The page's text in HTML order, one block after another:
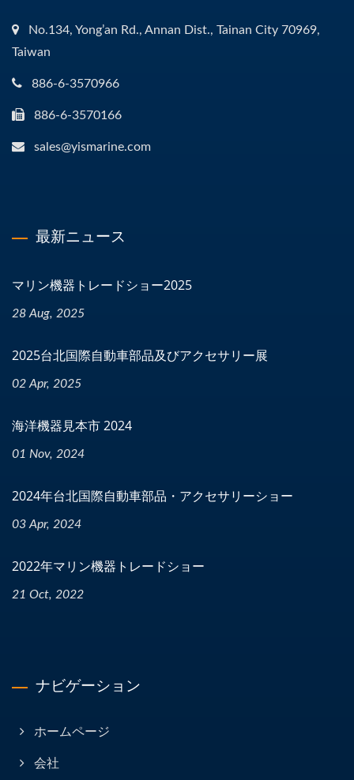
No.134, Yong’an Rd., Annan Dist., Tainan City 70969,
Taiwan
886-6-3570966
886-6-3570166
sales@yismarine.com
最新ニュース
マリン機器トレードショー2025
28 Aug, 2025
2025台北国際自動車部品及びアクセサリー展
02 Apr, 2025
海洋機器見本市 2024
01 Nov, 2024
2024年台北国際自動車部品・アクセサリーショー
03 Apr, 2024
2022年マリン機器トレードショー
21 Oct, 2022
ナビゲーション
ホームページ
会社